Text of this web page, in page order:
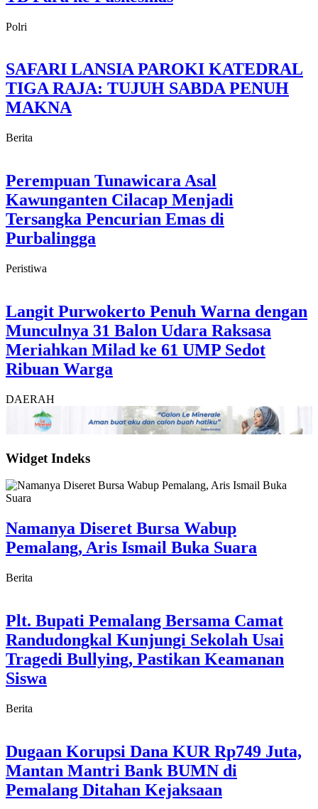
Polri
SAFARI LANSIA PAROKI KATEDRAL
TIGA RAJA: TUJUH SABDA PENUH
MAKNA
Berita
Perempuan Tunawicara Asal
Kawunganten Cilacap Menjadi
Tersangka Pencurian Emas di
Purbalingga
Peristiwa
Langit Purwokerto Penuh Warna dengan
Munculnya 31 Balon Udara Raksasa
Meriahkan Milad ke 61 UMP Sedot
Ribuan Warga
DAERAH
Widget Indeks
Namanya Diseret Bursa Wabup
Pemalang, Aris Ismail Buka Suara
Berita
Plt. Bupati Pemalang Bersama Camat
Randudongkal Kunjungi Sekolah Usai
Tragedi Bullying, Pastikan Keamanan
Siswa
Berita
Dugaan Korupsi Dana KUR Rp749 Juta,
Mantan Mantri Bank BUMN di
Pemalang Ditahan Kejaksaan